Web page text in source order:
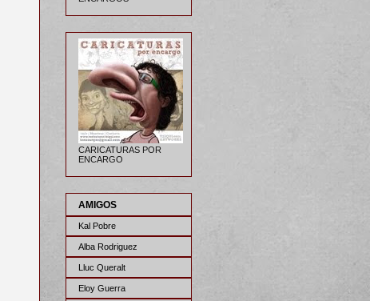
CARICATURAS POR
ENCARGO
AMIGOS
Kal Pobre
Alba Rodriguez
Lluc Queralt
Eloy Guerra